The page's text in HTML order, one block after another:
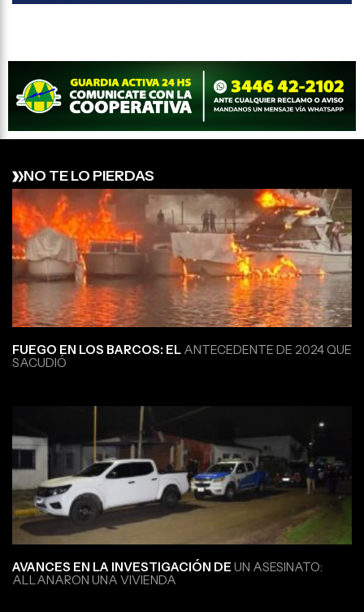
NO TE LO PIERDAS
FUEGO EN LOS BARCOS: EL ANTECEDENTE DE 2024 QUE
SACUDIÓ
AVANCES EN LA INVESTIGACIÓN DE UN ASESINATO:
ALLANARON UNA VIVIENDA